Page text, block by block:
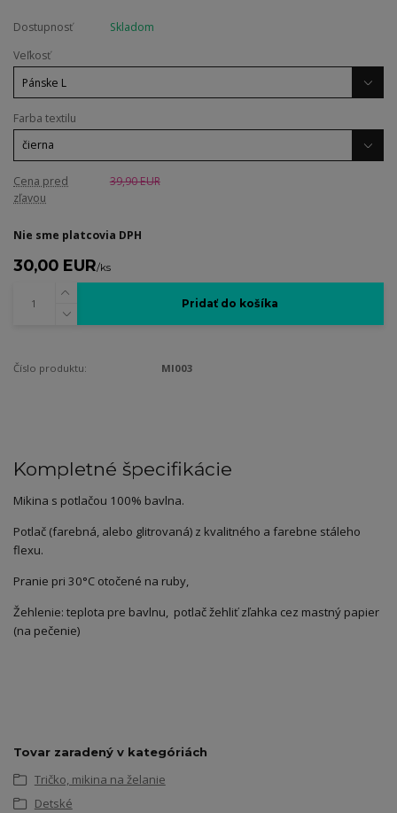
Dostupnosť
Skladom
Veľkosť
Farba textilu
Cena pred
zľavou
39,90 EUR
Nie sme platcovia DPH
30,00 EUR/ks
Pridať do košíka
Číslo produktu: MI003
Kompletné špecifikácie
Mikina s potlačou 100% bavlna.
Potlač (farebná, alebo glitrovaná) z kvalitného a farebne stáleho
flexu.
Pranie pri 30°C otočené na ruby,
Žehlenie: teplota pre bavlnu, potlač žehliť zľahka cez mastný papier
(na pečenie)
Tovar zaradený v kategóriách
Tričko, mikina na želanie
Detské